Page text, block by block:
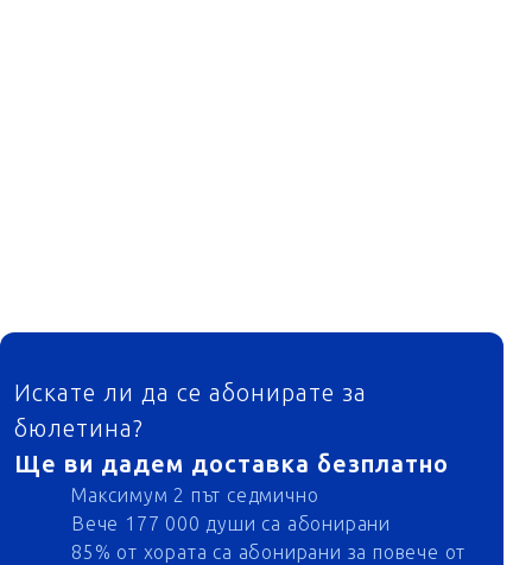
ФУТЕР
Искате ли да се абонирате за
бюлетина?
Ще ви дадем доставка безплатно
Максимум 2 път седмично
Вече 177 000 души са абонирани
85% от хората са абонирани за повече от